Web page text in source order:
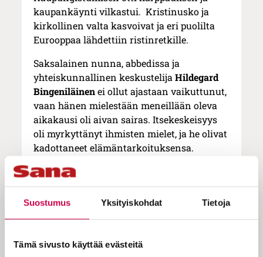
Suostumus Yksityiskohdat Tietoja
Tämä sivusto käyttää evästeitä
kaupankäynti vilkastui. Kristinusko ja
kirkollinen valta kasvoivat ja eri puolilta
Eurooppaa lähdettiin ristinretkille.
Saksalainen nunna, abbedissa ja
yhteiskunnallinen keskustelijaHildegard
Bingeniläinenei ollut ajastaan vaikuttunut,
vaan hänen mielestään meneillään oleva
aikakausi oli aivan sairas. Itsekeskeisyys
oli myrkyttänyt ihmisten mielet, ja he olivat
kadottaneet elämäntarkoituksensa.
Päivi Setälä
naiset(Otava, 1996) värikkäästi
Bingeniläisen elämästä.
Hildegard Bingeniläinen syntyi